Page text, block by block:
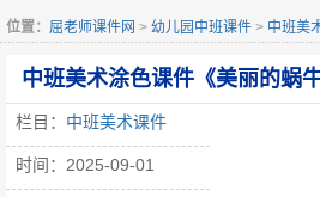
位置： 屈老师课件网 > 幼儿园中班课件 > 中班美
中班美术涂色课件《美丽的蜗
栏目： 中班美术课件
时间：2025-09-01